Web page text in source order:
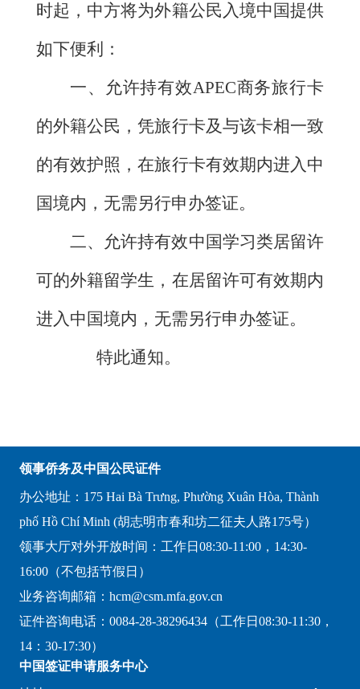
时起，中方将为外籍公民入境中国提供
如下便利：
一、允许持有效APEC商务旅行卡
的外籍公民，凭旅行卡及与该卡相一致
的有效护照，在旅行卡有效期内进入中
国境内，无需另行申办签证。
二、允许持有效中国学习类居留许
可的外籍留学生，在居留许可有效期内
进入中国境内，无需另行申办签证。
特此通知。
领事侨务及中国公民证件
办公地址：175 Hai Bà Trưng, Phường Xuân Hòa, Thành
phố Hồ Chí Minh (胡志明市春和坊二征夫人路175号）
领事大厅对外开放时间：工作日08:30-11:00，14:30-
16:00（不包括节假日）
业务咨询邮箱：hcm@csm.mfa.gov.cn
证件咨询电话：0084-28-38296434（工作日08:30-11:30，
14：30-17:30）
中国签证申请服务中心